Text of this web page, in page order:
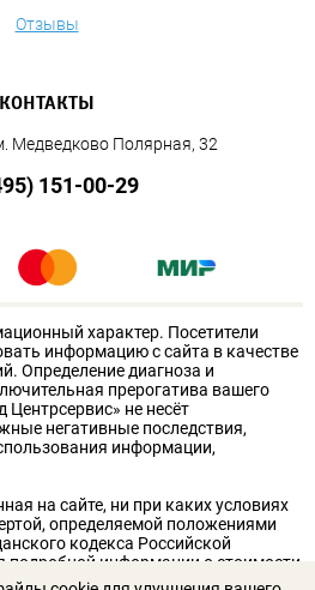
Отзывы
КОНТАКТЫ
Медведково Полярная, 32
151-00-29
характер. Посетители
информацию с сайта в качестве
Определение диагноза и
прерогатива вашего
не несёт
негативные последствия,
информации,
на сайте, ни при каких условиях
определяемой положениями
кодекса Российской
подробной информации о стоимости
клиники. Для получения